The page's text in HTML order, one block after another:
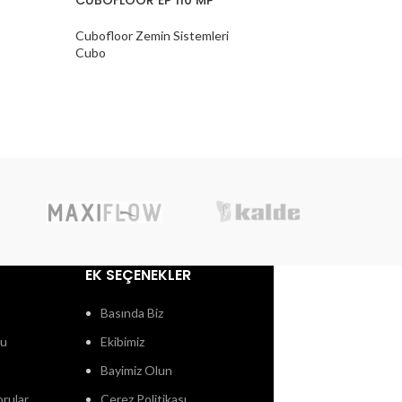
Cubofloor Zemin Sistemleri
Cubo
EK SEÇENEKLER
Basında Biz
Ekibimiz
Bayimiz Olun
Çerez Politikası